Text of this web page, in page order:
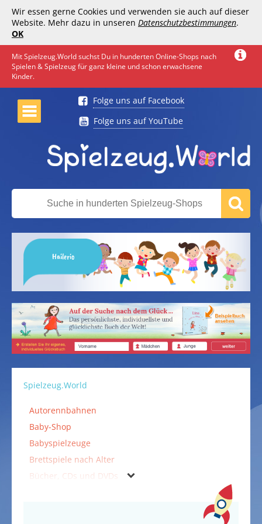
Wir essen gerne Cookies und verwenden sie auch auf dieser
Website. Mehr dazu in unseren Datenschutzbestimmungen.
OK
Mit Spielzeug.World suchst Du in hunderten Online-Shops nach
Spielen & Spielzeug für ganz kleine und schon erwachsene
Kinder.
Folge uns auf Facebook
Folge uns auf YouTube
Hailerio
Spielzeug.World
Autorennbahnen
Baby-Shop
Babyspielzeuge
Brettspiele nach Alter
Bücher, CDs und DVDs